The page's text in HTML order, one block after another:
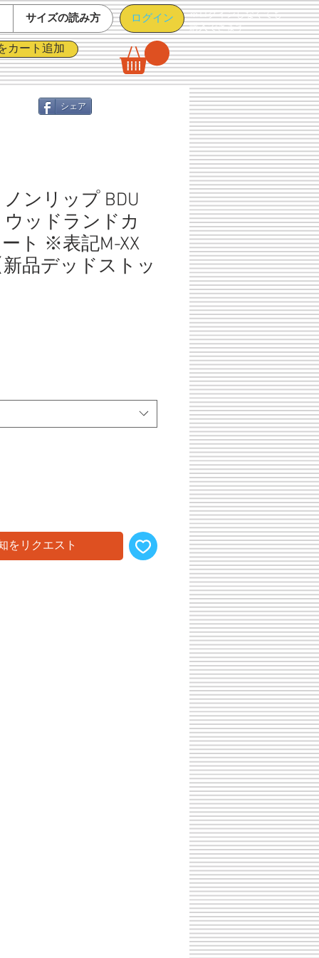
サイズの読み方
カート追加
ログイン
※ログインしなくても
購入できます
ンリップ BDU
ッドランドカ
ト ※表記M-XX
品デッドストッ
をリクエスト
シェア